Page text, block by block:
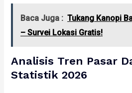
Baca Juga : Tukang Kanopi
– Survei Lokasi Gratis!
Analisis Tren Pasar
Statistik 2026